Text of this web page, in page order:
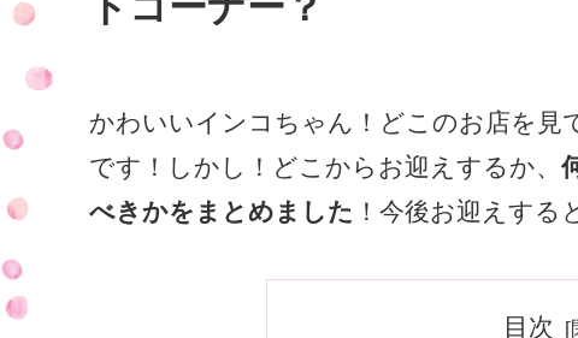
かわいいインコちゃん！どこのお店を
です！しかし！どこからお迎えするか、
べきかをまとめました ！今後お迎えする
目次